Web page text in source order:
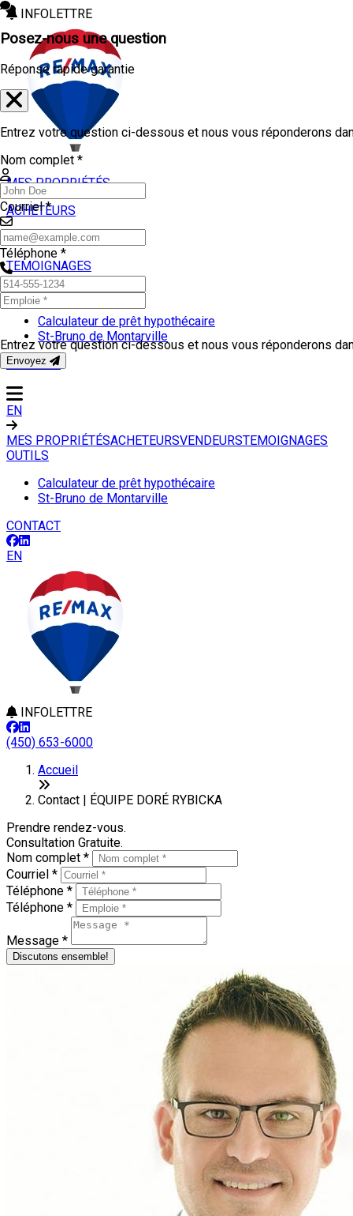
INFOLETTRE
MES PROPRIÉTÉS
ACHETEURS
VENDEURS
TEMOIGNAGES
OUTILS
Calculateur de prêt hypothécaire
St-Bruno de Montarville
CONTACT
EN
MES PROPRIÉTÉSACHETEURSVENDEURSTEMOIGNAGES
OUTILS
Calculateur de prêt hypothécaire
St-Bruno de Montarville
CONTACT
EN
INFOLETTRE
(450) 653-6000
Accueil
Contact | ÉQUIPE DORÉ RYBICKA
Prendre rendez-vous.
Consultation Gratuite.
Nom complet *
Courriel *
Téléphone *
Téléphone *
Message *
Discutons ensemble!
Posez-nous une question
Réponse rapide garantie
Entrez votre question ci-dessous et nous vous réponderons
Nom complet *
Courriel *
Téléphone *
Entrez votre question ci-dessous et nous vous réponderons
Envoyez